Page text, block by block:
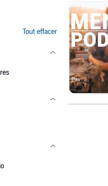
Tout effacer